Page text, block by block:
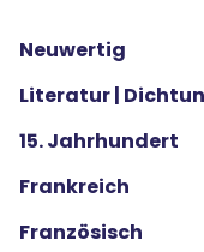
Neuwertig
Literatur |
15. Jahrhundert
Frankreich
Französisch